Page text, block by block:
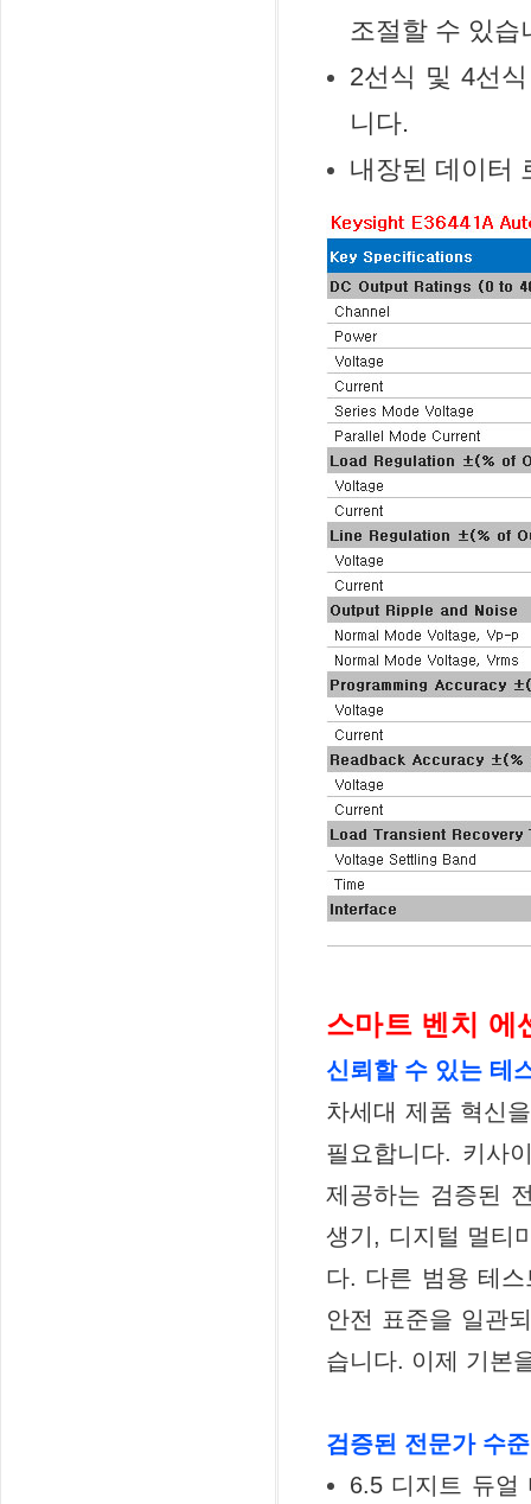
조절할 수 있습
2선식 및 4선
니다.
내장된 데이터
스마트 벤치 에
신뢰할 수 있는 테
차세대 제품 혁신
필요합니다. 키사
제공하는 검증된
생기, 디지털 멀티
다. 다른 범용 테
안전 표준을 일관
습니다. 이제 기본
검증된 전문가 수
6.5 디지트 듀얼